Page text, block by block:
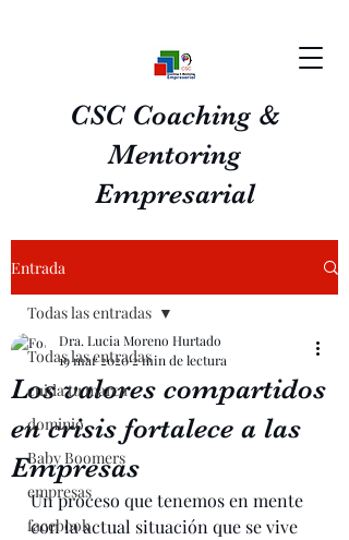
CSC Coaching &
Mentoring
Empresarial
Entrada
Todas las entradas
cuida tu marca
dominio
Baby Boomers
empresas
facebook
Todas las entradas
Los valores compartidos
en crisis fortalece a las
Empresas
Dra. Lucia Moreno Hurtado
19 mar 20202 min de lectura
Un proceso que tenemos en mente
con la actual situación que se vive